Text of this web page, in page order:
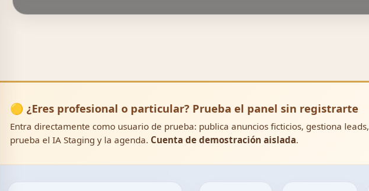
🟡 ¿Eres profesional o particular? Prueba el panel sin registrarte
Entra directamente como usuario de prueba: publica anuncios ficticios, gestiona leads,
prueba el IA Staging y la agenda. Cuenta de demostración aislada.